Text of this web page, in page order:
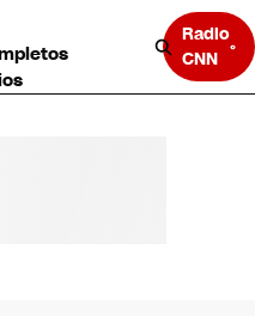
Radio
CNN